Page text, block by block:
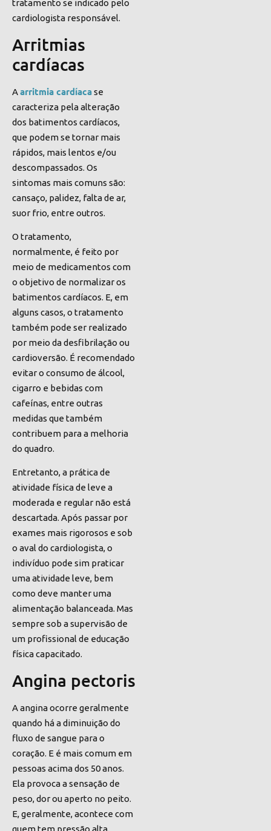
tratamento se indicado pelo
cardiologista responsável.
Arritmias
cardíacas
Aarritmia cardíacase
caracteriza pela alteração
dos batimentos cardíacos,
que podem se tornar mais
rápidos, mais lentos e/ou
descompassados. Os
sintomas mais comuns são:
cansaço, palidez, falta de ar,
suor frio, entre outros.
O tratamento,
normalmente, é feito por
meio de medicamentos com
o objetivo de normalizar os
batimentos cardíacos. E, em
alguns casos, o tratamento
também pode ser realizado
por meio da desfibrilação ou
cardioversão. É recomendado
evitaro consumo de álcool,
cigarro e bebidas com
cafeínas, entre outras
medidas que também
contribuem para a melhoria
do quadro.
Entretanto, a prática de
atividade física de leve a
moderada e regular não está
descartada. Após passar por
exames mais rigorosos e sob
o aval do cardiologista, o
indivíduo pode sim praticar
uma atividade leve, bem
como deve manter uma
alimentação balanceada. Mas
sempre sob a supervisão de
um profissional de educação
física capacitado.
Angina pectoris
A angina ocorre geralmente
quando há a diminuição do
fluxo de sangue para o
coração. E é mais comum em
pessoas acima dos 50 anos.
Ela provoca a sensação de
peso, dor ou aperto no peito.
E, geralmente, acontece com
quem tem pressão alta,